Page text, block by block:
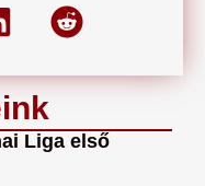
Liga első